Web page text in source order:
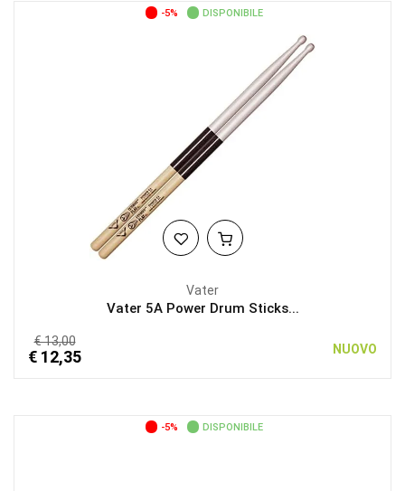
-5% DISPONIBILE
Vater
Vater 5A Power Drum Sticks...
€ 13,00
€ 12,35 NUOVO
-5% DISPONIBILE